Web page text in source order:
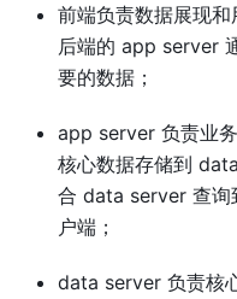
前端负责数据展现
后端的 app server
要的数据；
app server 负责业
核心数据存储到
合 data server 查询
户端；
data server 负责核